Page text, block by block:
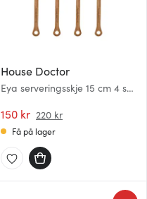
House Doctor
Eya serveringsskje 15 cm 4 stk
150 kr 220 kr
Få på lager